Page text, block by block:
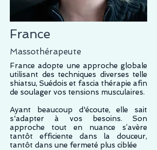
France
Massothérapeute
France adopte une approche globale
utilisant des techniques diverses telle
shiatsu, Suédois et fascia thérapie afin
de soulager vos tensions musculaires.
Ayant beaucoup d'écoute, elle sait
s'adapter à vos besoins. Son
approche tout en nuance s’avère
tantôt efficiente dans la douceur,
tantôt dans une fermeté plus ciblée